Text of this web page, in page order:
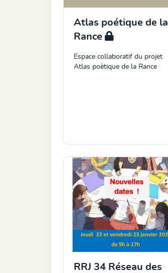
Atlas poétique de la
Rance
Espace collaboratif du projet
Atlas poètique de la Rance
RRJ 34 Réseau des